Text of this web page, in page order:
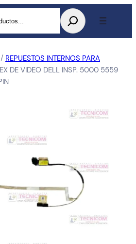
/ REPUESTOS INTERNOS PARA
DE VIDEO DELL INSP. 5000 5559